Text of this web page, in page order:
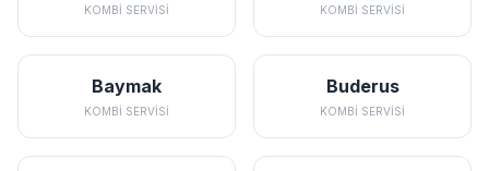
KOMBI SERVISI KOMBI SERVISI
Baymak
KOMBI SERVISI
Buderus
KOMBI SERVISI